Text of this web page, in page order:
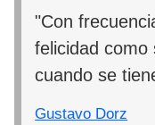
"Con
felicidad como
cuando se
Gustavo Dorz